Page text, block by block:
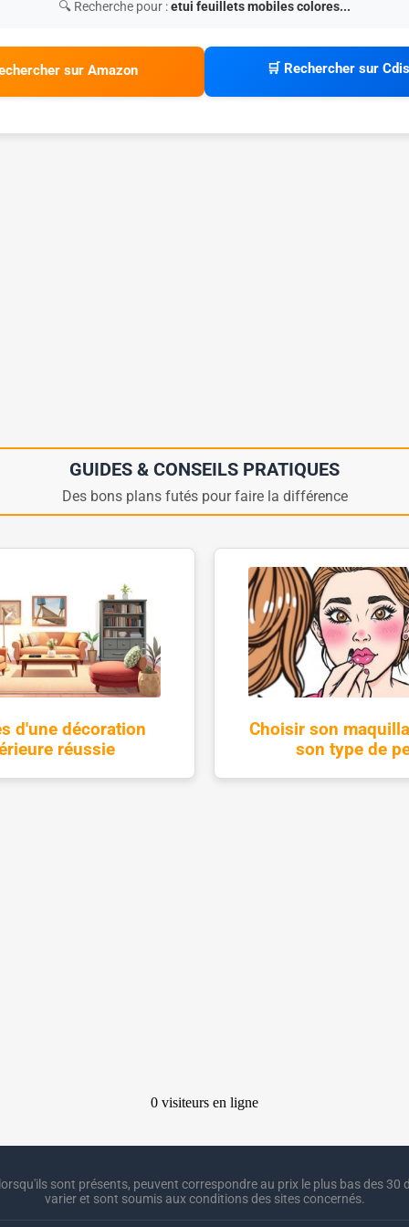
🔍 Recherche pour :etui feuillets mobiles colores...
sur Amazon 🛒 Rechercher sur
GUIDES & CONSEILS PRATIQUES
Des bons plans futés pour faire la différence
d'une décoration
réussie
Choisir son
son type de
sont présents, peuvent correspondre au prix le plus bas des 30
varier et sont soumis aux conditions des sites concernés.